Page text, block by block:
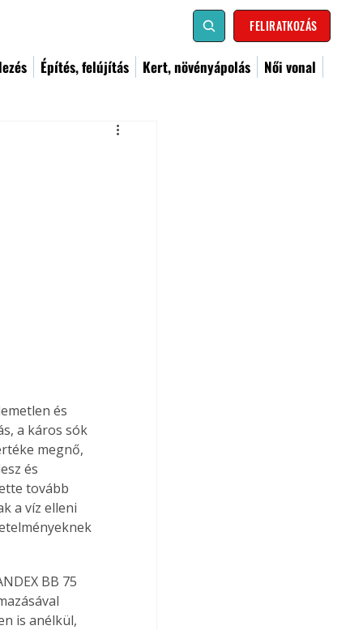
FELIRATKOZÁS
Építés, felújítás Kert, növényápolás Női vonal
és
a káros sók
megnő,
és
tovább
a víz elleni
BB 75
is anélkül,